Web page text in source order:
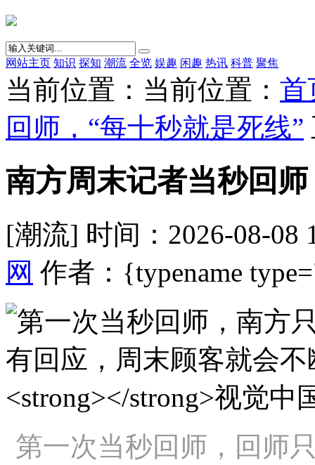
网站主页 知识 探知 潮流 全览 娱趣 闲趣 热讯 科普 聚焦
当前位置：当前位置： 首
回师，“每十秒就是死线”
南方周末记者当秒回
[潮流] 时间：2026-08-08
网 作者：{typename
第一次当秒回师，回师